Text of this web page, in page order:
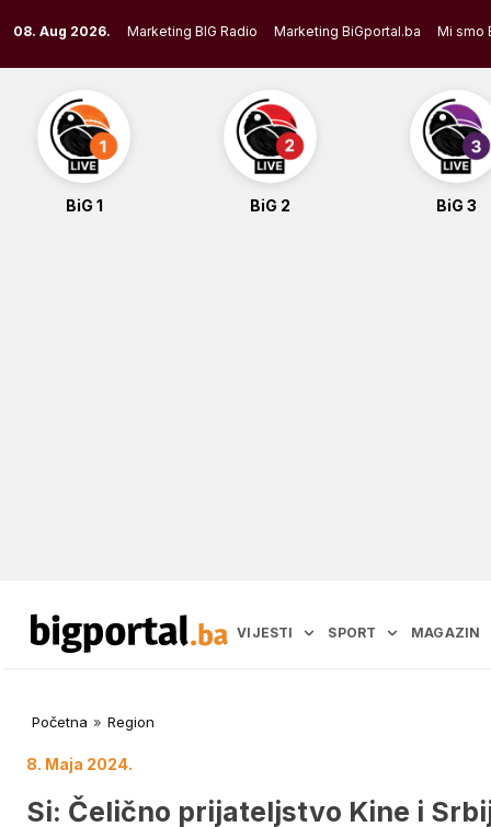
to
content
08. Aug 2026. Marketing BIG Radio Marketing BiGportal.ba Mi smo
BiG 1 BiG 2 BiG 3
VIJESTI SPORT MAGAZIN
Početna » Region
8. Maja 2024.
Si: Čelično prijateljstvo Kine i